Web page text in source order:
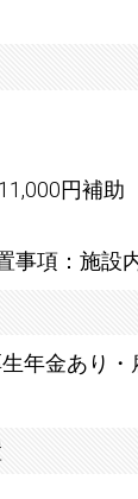
円補助
事項：施設
年金あり・